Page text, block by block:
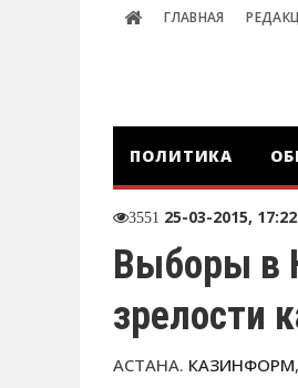
ГЛАВНАЯ
ПОЛИТИКА
3551 25-03-2015, 17:22
Выборы в
зрелости
АСТАНА. КАЗИНФОРМ